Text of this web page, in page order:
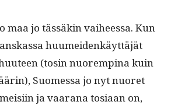
maa jo tässäkin vai­heessa. Kun
huumei­denkäyt­täjät
(tosin nuoremp­ina kuin
Suomes­sa jo nyt nuoret
ja vaarana tosi­aan on,